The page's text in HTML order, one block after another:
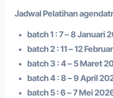
Jadwal Pelatihan a
batch 1 : 7 – 8 Januari
batch 2 : 11 – 12
batch 3 : 4 – 5 Maret
batch 4 : 8 – 9 April
batch 5 : 6 – 7 Mei